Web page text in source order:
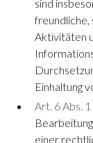
sind
freundliche,
Aktivitäten
Ein­haltung
Art. 6 Abs.
einer